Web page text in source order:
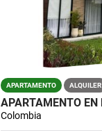
APARTAMENTO ALQUILER
Colombia